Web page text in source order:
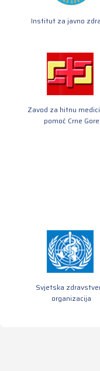
Institut za javno
Zavod za hitnu
pomoć Crne Gore
Svjetska
organizacija